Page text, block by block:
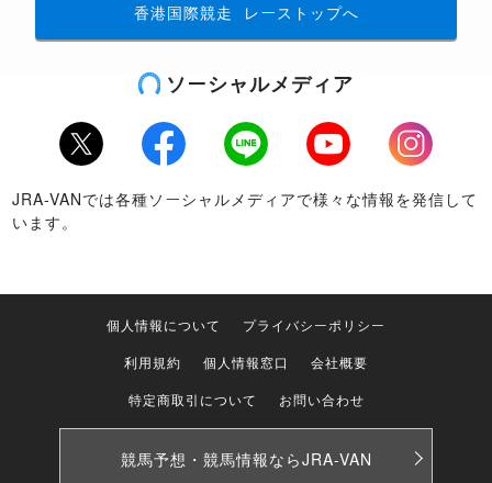
香港国際競走 レーストップへ
ソーシャルメディア
Twitter Facebook LINE Youtube
Instagram
JRA-VANでは各種ソーシャルメディアで様々な情報を発信して
います。
個人情報について
プライバシーポリシー
利用規約
個人情報窓口
会社概要
特定商取引について
お問い合わせ
競馬予想・競馬情報ならJRA-VAN